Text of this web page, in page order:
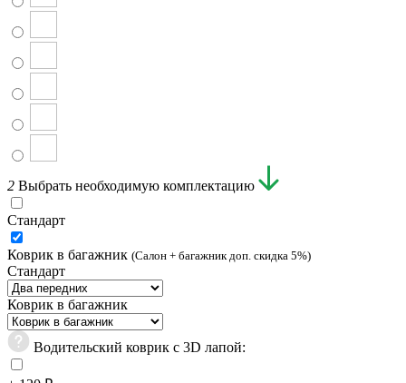
2 Выбрать необходимую комплектацию
Стандарт
Коврик в багажник (Салон + багажник доп. скидка 5%)
Стандарт
Коврик в багажник
Водительский коврик с 3D лапой: